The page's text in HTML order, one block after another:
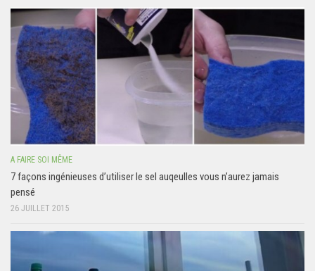
A FAIRE SOI MÊME
7 façons ingénieuses d’utiliser le sel auqeulles vous n’aurez jamais
pensé
26 JUILLET 2015